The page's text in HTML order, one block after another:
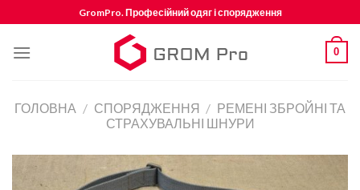
to
content
GromPro. Професійний одяг і спорядження
0
ГОЛОВНА / СПОРЯДЖЕННЯ / РЕМЕНІ ЗБРОЙНІ ТА
СТРАХУВАЛЬНІ ШНУРИ